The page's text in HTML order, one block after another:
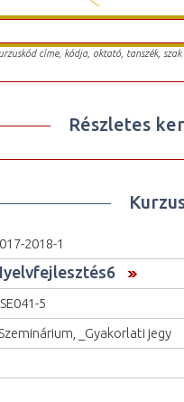
címe, kódja, oktató, tanszék,
Részletes
2018-1
5
_Szeminárium, _Gyakorlati jegy